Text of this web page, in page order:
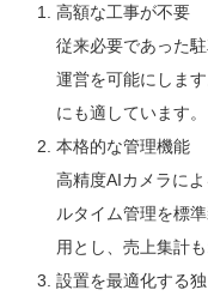
高額な工事が不要
従来必要であった
運営を可能にしま
にも適しています。
本格的な管理機能
高精度AIカメラに
ルタイム管理を標
用とし、売上集計
設置を最適化する